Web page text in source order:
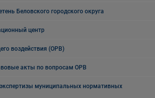
Беловского городского округа
центр
воздействия (ОРВ)
акты по вопросам ОРВ
муниципальных нормативных